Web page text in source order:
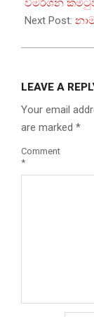
විමර්ශන
Next Post:
LEAVE A
Your email
are marked *
Comment
*